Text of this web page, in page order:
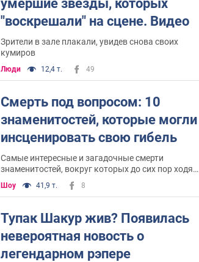
умершие звезды, которых
"воскрешали" на сцене. Видео
Зрители в зале плакали, увидев снова своих
кумиров
Люди 12,4 т. 49
Смерть под вопросом: 10
знаменитостей, которые могли
инсценировать свою гибель
Самые интересные и загадочные смерти
знаменитостей, вокруг которых до сих пор ходят
Шоу 41,9 т. 8
Тупак Шакур жив? Появилась
невероятная новость о
легендарном рэпере